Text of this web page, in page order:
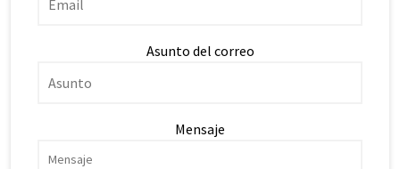
Asunto del correo
Mensaje